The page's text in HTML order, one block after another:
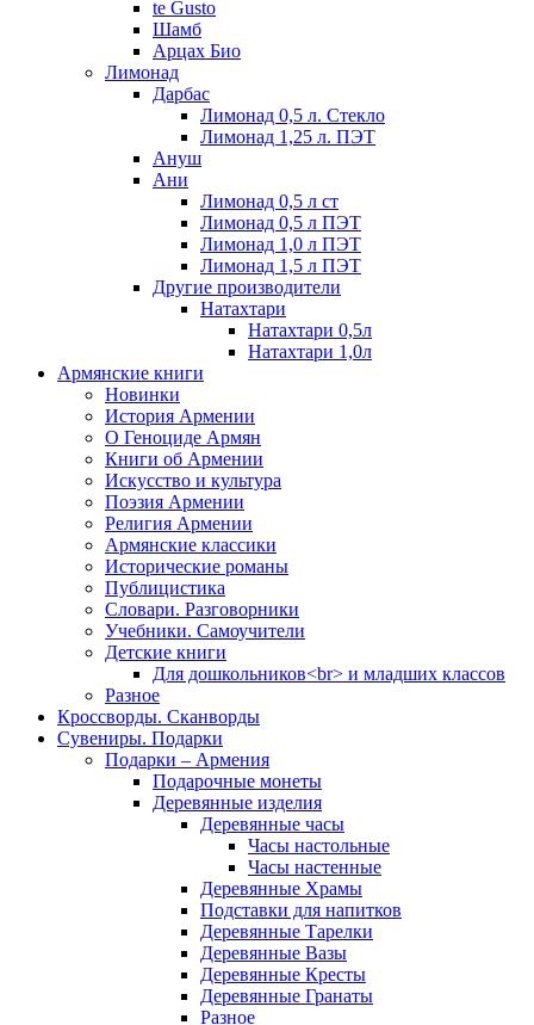
te Gusto
Шамб
Арцах Био
Лимонад
Дарбас
Лимонад 0,5 л. Стекло
Лимонад 1,25 л. ПЭТ
Ануш
Ани
Лимонад 0,5 л ст
Лимонад 0,5 л ПЭТ
Лимонад 1,0 л ПЭТ
Лимонад 1,5 л ПЭТ
Другие производители
Натахтари
Натахтари 0,5л
Натахтари 1,0л
Армянские книги
Новинки
История Армении
О Геноциде Армян
Книги об Армении
Иcкусство и культура
Поэзия Армении
Религия Армении
Армянские классики
Исторические романы
Публицистика
Словари. Разговорники
Учебники. Самоучители
Детские книги
Для дошкольников<br> и младших классов
Разное
Кроссворды. Сканворды
Сувениры. Подарки
Подарки – Армения
Подарочные монеты
Деревянные изделия
Деревянные часы
Часы настольные
Часы настенные
Деревянные Храмы
Подставки для напитков
Деревянные Тарелки
Деревянные Вазы
Деревянные Кресты
Деревянные Гранаты
Разное